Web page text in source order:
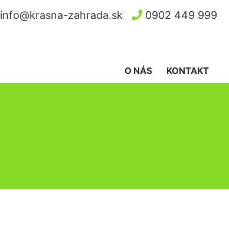
info@krasna-zahrada.sk 0902 449 999
KONTAKT
O NÁS